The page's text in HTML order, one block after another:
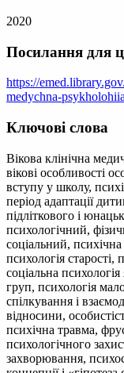
2020
Посилання для
https://
medychna-
Ключові слова
Вікова клінічна
вікові особливості
вступу у школу,
період адаптації
підліткового і
психологічний,
соціальний, психічна
психологія
соціальна
груп, психологія
спілкування і
відносини,
психічна травма,
психологічного
захворювання,